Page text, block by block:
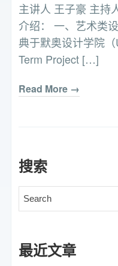
主讲人 王子豪 主持
介绍： 一、艺术类
典于默奥设计学院（
Term Project […]
Read More →
搜索
最近文章